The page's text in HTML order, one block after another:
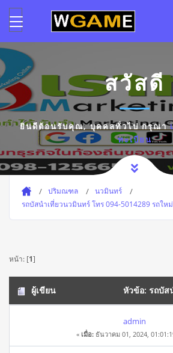
สวัสดี
ยินดีต้อนรับคุณ,บุคคลทั่วไปกรุณา
ทะเบียน
ปริมณฑล
นวมินทร์
รถบัสนําเที่ยวนวมินทร์ โทร 094-5014289 รถให
หน้า: [1]
ผู้เขียน หัวข้อ: รถบัส
094-5014289 รถใหม่ สวย หรู (อ่าน 14150
admin
« เมื่อ: ธันวาคม 01, 2024,